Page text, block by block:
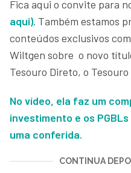
Fica aqui o convite para
aqui). Também estamos
conteúdos exclusivos
Wiltgen sobre o novo
Tesouro Direto, o Tesouro
No vídeo, ela faz um
investimento e os
uma conferida.
CONTINUA